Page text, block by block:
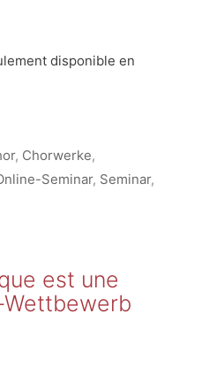
disponible en
, Chorwerke,
Seminar, Seminar,
est une